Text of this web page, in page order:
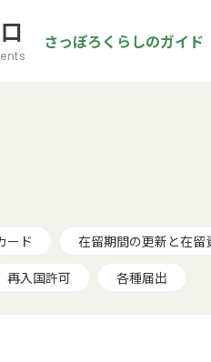
さっぽろくらしのガイド
ード 在留期間の更新と在留
再入国許可 各種届出